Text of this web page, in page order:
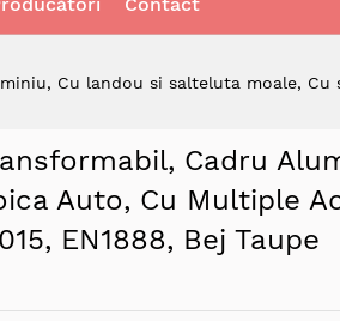
Cu landou si salteluta moale,
Cadru
Auto, Cu Multiple
EN1888, Bej Taupe